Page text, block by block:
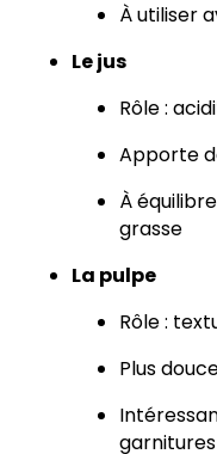
À utiliser
Le jus
Rôle :
Apporte
À
grasse
La pulpe
Rôle :
Plus
garnitures